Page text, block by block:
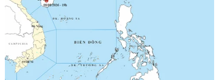
Bám sát Hướng dẫn điều trị của Bộ Y tế
với bệnh nhân COVID-19 nặng
07/02/2021 08:18
Bệnh nhân khó thở phải được coi là bệnh nhân nặng để
phòng ngừa những diễn biến xấu, các bác sỹ điều trị